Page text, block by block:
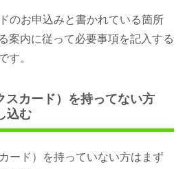
のお申込みと書かれている箇所
案内に従って必要事項を記入する
す。
スカード）を持ってない方
込む
ード）を持っていない方はまず